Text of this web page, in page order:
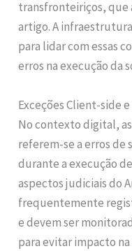
transfronteiriços, que
artigo. A
para lidar com essas
erros na execução da
Exceções Client-side
No contexto digital,
referem-se a erros de
durante a execução
aspectos judiciais do
frequentemente
e devem ser
para evitar impacto